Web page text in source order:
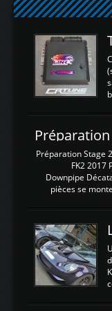
Préparation Stage
FK2 2017
Downpipe
pièces se
légere
negénant
calculateur
économique
d'origine